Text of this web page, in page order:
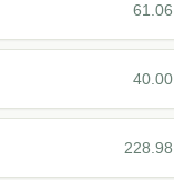
61.06
40.00
228.98